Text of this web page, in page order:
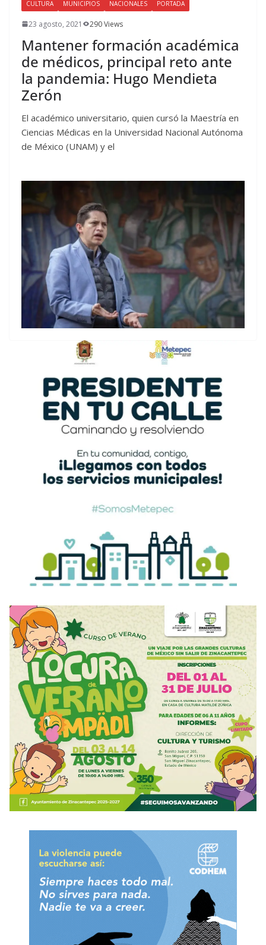
CULTURA MUNICIPIOS NACIONALES PORTADA
23 agosto, 2021 290 Views
Mantener formación académica
de médicos, principal reto ante
la pandemia: Hugo Mendieta
Zerón
El académico universitario, quien cursó la Maestría en
Ciencias Médicas en la Universidad Nacional Autónoma
de México (UNAM) y el